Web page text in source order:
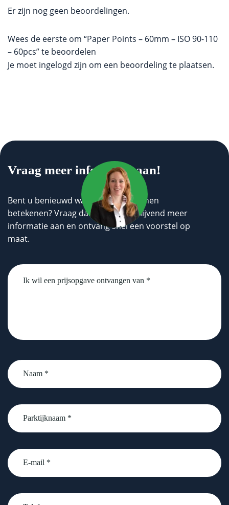
Er zijn nog geen beoordelingen.
Wees de eerste om “Paper Points – 60mm – ISO 90-110
– 60pcs” te beoordelen
Je moet ingelogd zijn om een beoordeling te plaatsen.
Vraag meer informatie aan!
Bent u benieuwd wat wij voor u kunnen
betekenen? Vraag dan geheel vrijblijvend meer
informatie aan en ontvang snel een voorstel op
maat.
Untitled
Naam
*
Parktijknaam
*
email
Telefoonnummer